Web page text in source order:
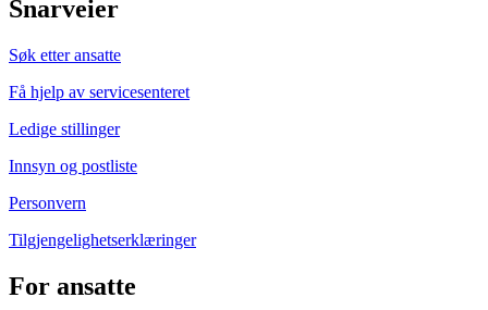
Snarveier
Søk etter ansatte
Få hjelp av servicesenteret
Ledige stillinger
Innsyn og postliste
Personvern
Tilgjengelighetserklæringer
For ansatte